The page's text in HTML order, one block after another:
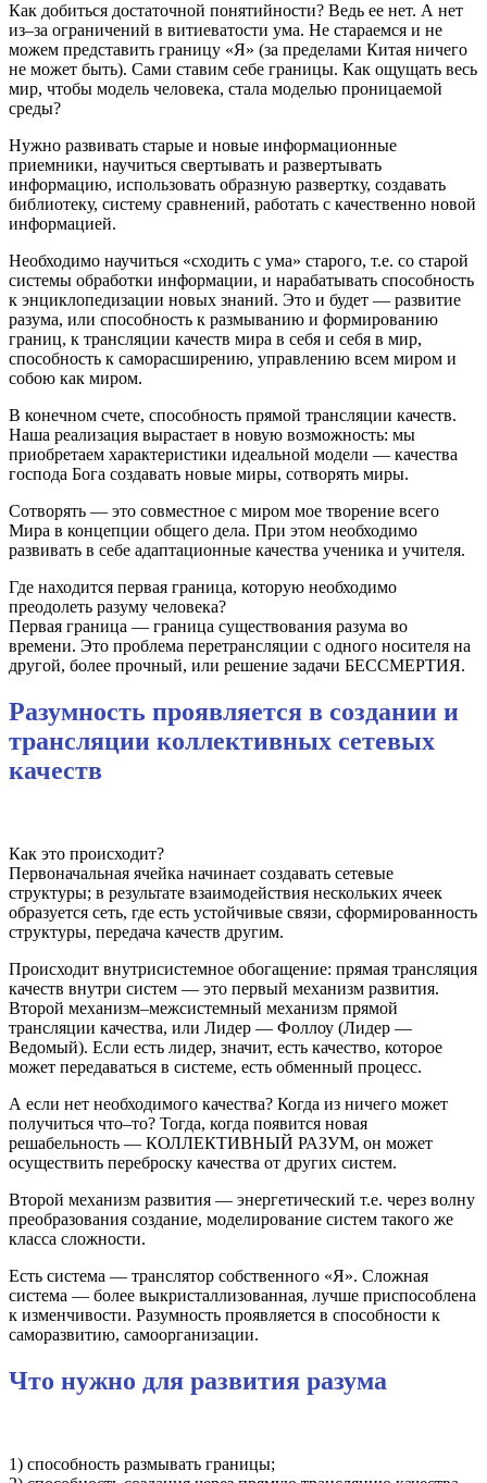
Как добиться достаточной понятийности? Ведь ее нет. А нет
из–за ограничений в витиеватости ума. Не стараемся и не
можем представить границу «Я» (за пределами Китая ничего
не может быть). Сами ставим себе границы. Как ощущать весь
мир, чтобы модель человека, стала моделью проницаемой
среды?
Нужно развивать старые и новые информационные
приемники, научиться свертывать и развертывать
информацию, использовать образную развертку, создавать
библиотеку, систему сравнений, работать с качественно новой
информацией.
Необходимо научиться «сходить с ума» старого, т.е. со старой
системы обработки информации, и нарабатывать способность
к энциклопедизации новых знаний. Это и будет — развитие
разума, или способность к размыванию и формированию
границ, к трансляции качеств мира в себя и себя в мир,
способность к саморасширению, управлению всем миром и
собою как миром.
В конечном счете, способность прямой трансляции качеств.
Наша реализация вырастает в новую возможность: мы
приобретаем характеристики идеальной модели — качества
господа Бога создавать новые миры, сотворять миры.
Сотворять — это совместное с миром мое творение всего
Мира в концепции общего дела. При этом необходимо
развивать в себе адаптационные качества ученика и учителя.
Где находится первая граница, которую необходимо
преодолеть разуму человека?
Первая граница — граница существования разума во
времени. Это проблема перетрансляции с одного носителя на
другой, более прочный, или решение задачи БЕССМЕРТИЯ.
Разумность проявляется в создании и
трансляции коллективных сетевых
качеств
Как это происходит?
Первоначальная ячейка начинает создавать сетевые
структуры; в результате взаимодействия нескольких ячеек
образуется сеть, где есть устойчивые связи, сформированность
структуры, передача качеств другим.
Происходит внутрисистемное обогащение: прямая трансляция
качеств внутри систем — это первый механизм развития.
Второй механизм–межсистемный механизм прямой
трансляции качества, или Лидер — Фоллоу (Лидер —
Ведомый). Если есть лидер, значит, есть качество, которое
может передаваться в системе, есть обменный процесс.
А если нет необходимого качества? Когда из ничего может
получиться что–то? Тогда, когда появится новая
решабельность — КОЛЛЕКТИВНЫЙ РАЗУМ, он может
осуществить переброску качества от других систем.
Второй механизм развития — энергетический т.е. через волну
преобразования создание, моделирование систем такого же
класса сложности.
Есть система — транслятор собственного «Я». Сложная
система — более выкристаллизованная, лучше приспособлена
к изменчивости. Разумность проявляется в способности к
саморазвитию, самоорганизации.
Что нужно для развития разума
1) способность размывать границы;